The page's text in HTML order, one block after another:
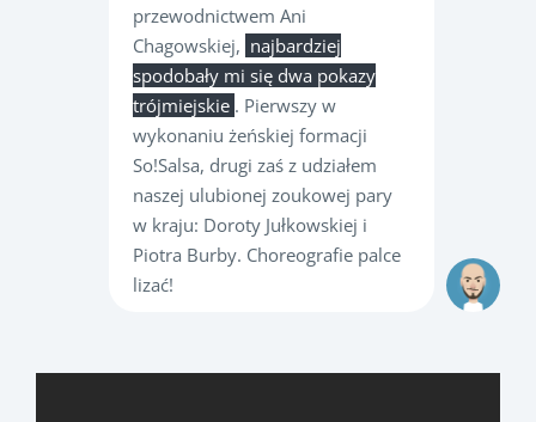
przewodnictwem Ani
Chagowskiej, najbardziej
spodobały mi się dwa pokazy
trójmiejskie . Pierwszy w
wykonaniu żeńskiej formacji
So!Salsa, drugi zaś z udziałem
naszej ulubionej zoukowej pary
w kraju: Doroty Jułkowskiej i
Piotra Burby. Choreografie palce
lizać!